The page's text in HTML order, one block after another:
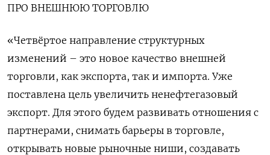
ПРО ВНЕШНЮЮ ТОРГОВЛЮ
«Четвёртое направление структурных
изменений – это новое качество внешней
торговли, как экспорта, так и импорта. Уже
поставлена цель увеличить ненефтегазовый
экспорт. Для этого будем развивать отношения с
партнерами, снимать барьеры в торговле,
открывать новые рыночные ниши, создавать